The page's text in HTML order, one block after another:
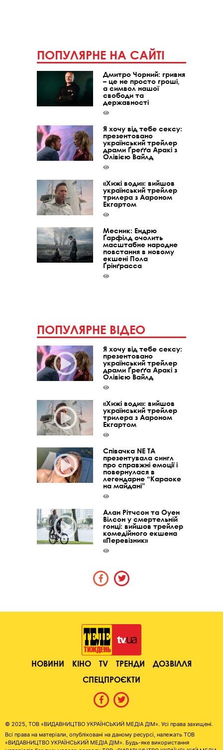
ПОПУЛЯРНЕ НА САЙТІ
Дмитро Чорний: гривня
– це не просто гроші,
а символ нашої
свободи та
державності
Я хочу від тебе сексу:
презентовано
український трейлер
драми Ґреґґа Аракі з
Олівією Вайлд
«Хижі води»: вийшов
український трейлер
трилера з Аароном
Екгартом
Месник: Ендрю
Ґарфілд очолить
масштабне народне
повстання в новому
екшені Пола
Ґрінґрасса
ПОПУЛЯРНЕ ВІДЕО
Я хочу від тебе сексу:
презентовано
український трейлер
драми Ґреґґа Аракі з
Олівією Вайлд
«Хижі води»: вийшов
український трейлер
трилера з Аароном
Екгартом
Співачка NE TA
презентувала сингл
про справжні емоції і
повернулася в
легендарне “Караоке
на майдані”
Алан Рітчсон та Оуен
Вілсон у смертельній
гонці: вийшов трейлер
комедійного екшена
«Перевізник»
НОВИНИ КІНО TV ТРЕНДИ
ДОЗВІЛЛЯ
СПЕЦПРОЄКТИ
© 2025, ТОВ «ВИДАВНИЦТВО УКРАЇНСЬКИЙ МЕДІА ДІМ». Усі права захищені.
Всі права на матеріали, опубліковані на даному ресурсі, належать ТОВ
«ВИДАВНИЦТВО УКРАЇНСЬКИЙ МЕДІА ДІМ». Будь-яке використання